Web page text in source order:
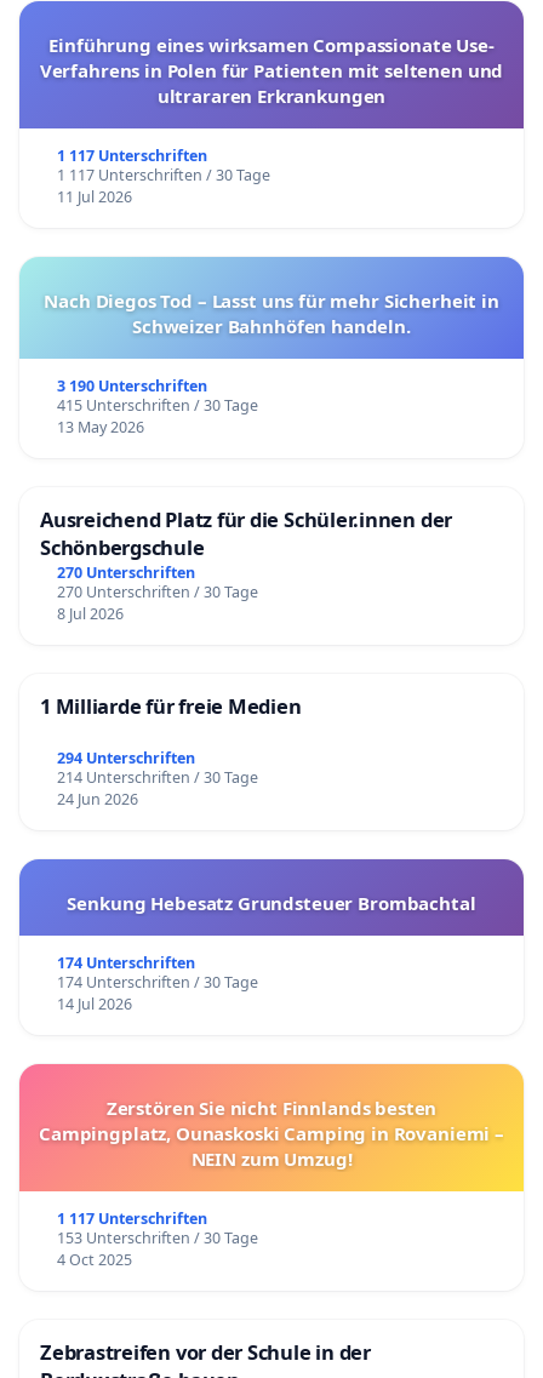
Einführung eines wirksamen Compassionate Use-
Verfahrens in Polen für Patienten mit seltenen und
ultrararen Erkrankungen
1 117 Unterschriften
1 117 Unterschriften / 30 Tage
11 Jul 2026
Nach Diegos Tod – Lasst uns für mehr Sicherheit in
Schweizer Bahnhöfen handeln.
3 190 Unterschriften
415 Unterschriften / 30 Tage
13 May 2026
Ausreichend Platz für die Schüler.innen der
Schönbergschule
270 Unterschriften
270 Unterschriften / 30 Tage
8 Jul 2026
1 Milliarde für freie Medien
294 Unterschriften
214 Unterschriften / 30 Tage
24 Jun 2026
Senkung Hebesatz Grundsteuer Brombachtal
174 Unterschriften
174 Unterschriften / 30 Tage
14 Jul 2026
Zerstören Sie nicht Finnlands besten
Campingplatz, Ounaskoski Camping in Rovaniemi –
NEIN zum Umzug!
1 117 Unterschriften
153 Unterschriften / 30 Tage
4 Oct 2025
Zebrastreifen vor der Schule in der